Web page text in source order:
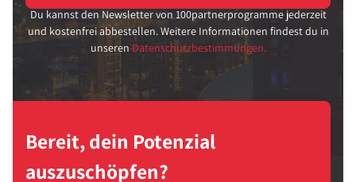
Du kannst den Newsletter von 100partnerprogramme jederzeit
und kostenfrei abbestellen. Weitere Informationen findest du in
unseren Datenschutzbestimmungen.
Bereit, dein Potenzial
auszuschöpfen?